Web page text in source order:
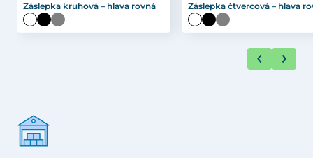
Záslepka kruhová – hlava rovná Záslepka čtvercová – hlava